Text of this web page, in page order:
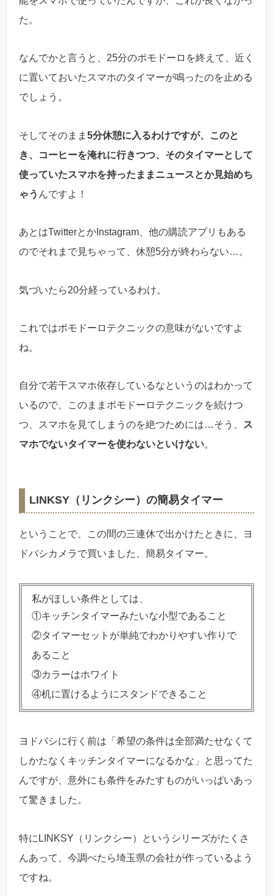
た。
なんでかと言うと、25分のポモドーロを終えて、近く
に置いておいたスマホのタイマーが鳴ったのを止める
でしょう。
そしてそのまま 5分休憩に入るわけですが、このと
き、コーヒーを淹れに行きつつ、そのタイマーとして
使っていたスマホを持ったままニュースとか見始めち
ゃう んですよ！
あとはTwitterとかInstagram、他の購読アプリもある
のでそれまで見ちゃって、休憩5分が終わらない…。
気づいたら20分経っているわけ。
これではポモドーロテクニックの意味がないですよ
ね。
自分で若干スマホ依存しているなというのはわかって
いるので、このままポモドーロテクニックを続けつ
つ、スマホを見てしまうのを絶つためには…そう、
ス
マホでないタイマーを使わないといけない。
LINKSY（リンクシー）の簡易タイマー
ということで、この間の三連休で出かけたときに、ヨ
ドバシカメラで買いました、簡易タイマー。
私がほしい条件としては、
①キッチンタイマーみたいな小型であること
②タイマーセットが単純でわかりやすい作りで
あること
③カラーはホワイト
④机に置けるようにスタンドできること
ヨドバシに行く前は「希望の条件は全部満たせなくて
しかたなくキッチンタイマーになるかな」と思ってた
んですが、意外にも条件をみたすものがいっぱいあっ
て驚きました。
特にLINKSY（リンクシー）というシリーズがたくさ
んあって、今調べたら埼玉県の会社が作っているよう
ですね。